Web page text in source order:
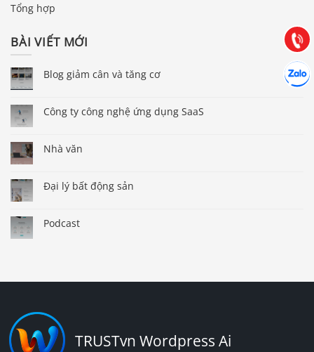
Tổng hợp
BÀI VIẾT MỚI
Blog giảm cân và tăng cơ
Công ty công nghệ ứng dụng SaaS
Nhà văn
Đại lý bất động sản
Podcast
TRUSTvn Wordpress Ai
Gọi
(028) 22.166.144
Chát